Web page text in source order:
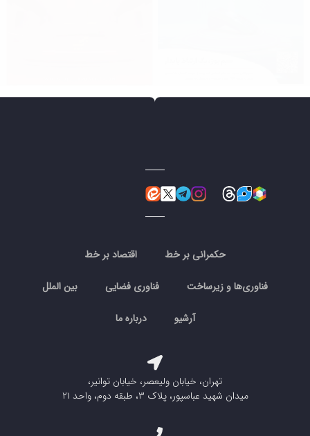
حکمرانی بر خط اقتصاد بر خط
فناوری‌ها و زیرساخت فناوری فضایی بین الملل
آرشیو درباره ما
تهران، خیابان ولیعصر، خیابان توانیر،
میدان شهید عباسپور، پلاک ۳، طبقه دوم، واحد ۲۱